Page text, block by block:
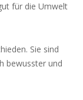
für die Umwelt
Sie sind
bewusster und